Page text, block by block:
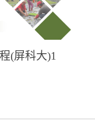
(屏科大)1